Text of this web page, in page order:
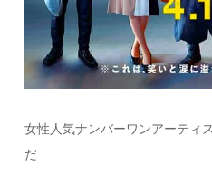
女性人気ナンバーワンアーティ
だ